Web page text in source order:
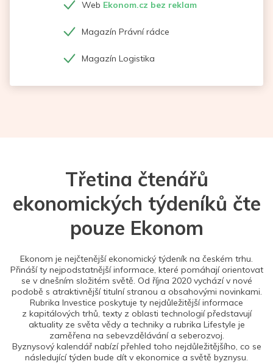
Web Ekonom.cz bez reklam
Magazín Právní rádce
Magazín Logistika
Třetina čtenářů
ekonomických týdeníků čte
pouze Ekonom
Ekonom je nejčtenější ekonomický týdeník na českém trhu.
Přináší ty nejpodstatnější informace, které pomáhají orientovat
se v dnešním složitém světě. Od října 2020 vychází v nové
podobě s atraktivnější titulní stranou a obsahovými novinkami.
Rubrika Investice poskytuje ty nejdůležitější informace
z kapitálových trhů, texty z oblasti technologií představují
aktuality ze světa vědy a techniky a rubrika Lifestyle je
zaměřena na sebevzdělávání a seberozvoj.
Byznysový kalendář nabízí přehled toho nejdůležitějšího, co se
následující týden bude dít v ekonomice a světě byznysu.